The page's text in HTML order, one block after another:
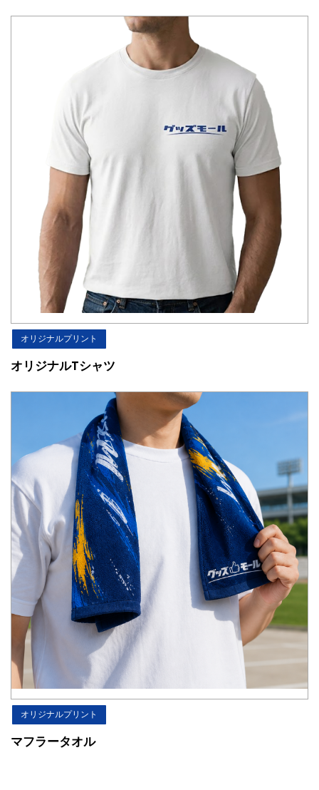
オリジナルプリント
オリジナルTシャツ
オリジナルプリント
マフラータオル